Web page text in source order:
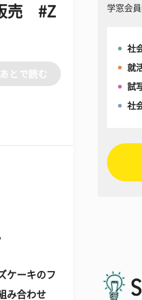
売 #Z
あとで読む
ケーキのフ
み合わせ
学窓会
社
就
試
社